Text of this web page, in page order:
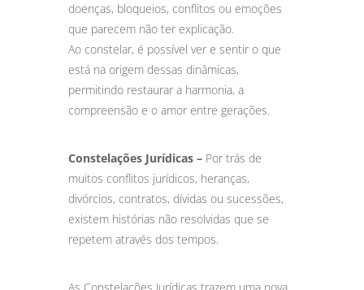
doenças, bloqueios, conflitos ou emoções
que parecem não ter explicação.
Ao constelar, é possível ver e sentir o que
está na origem dessas dinâmicas,
permitindo restaurar a harmonia, a
compreensão e o amor entre gerações.
Constelações Jurídicas – Por trás de
muitos conflitos jurídicos, heranças,
divórcios, contratos, dívidas ou sucessões,
existem histórias não resolvidas que se
repetem através dos tempos.